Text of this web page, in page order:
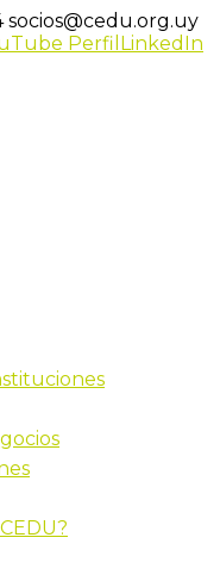
socios@cedu.org.uy
Perfil LinkedIn